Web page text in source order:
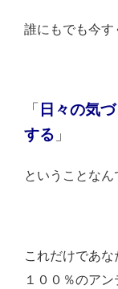
誰にもでも今す
「 日々の気
する 」
ということなん
これだけであ
１００％のア